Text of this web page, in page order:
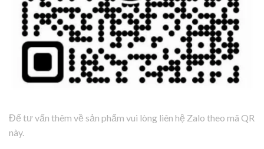
Để tư vấn thêm về sản phẩm vui lòng liên hệ Zalo theo mã QR
này.